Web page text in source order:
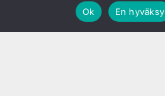
Ok
En hyväksy